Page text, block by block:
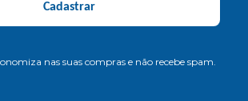
Cadastrar
nas suas compras e não recebe spam.